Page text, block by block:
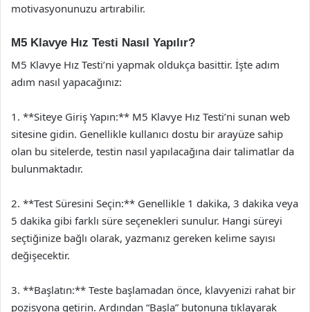
motivasyonunuzu artırabilir.
M5 Klavye Hız Testi Nasıl Yapılır?
M5 Klavye Hız Testi’ni yapmak oldukça basittir. İşte adım
adım nasıl yapacağınız:
1. **Siteye Giriş Yapın:** M5 Klavye Hız Testi’ni sunan web
sitesine gidin. Genellikle kullanıcı dostu bir arayüze sahip
olan bu sitelerde, testin nasıl yapılacağına dair talimatlar da
bulunmaktadır.
2. **Test Süresini Seçin:** Genellikle 1 dakika, 3 dakika veya
5 dakika gibi farklı süre seçenekleri sunulur. Hangi süreyi
seçtiğinize bağlı olarak, yazmanız gereken kelime sayısı
değişecektir.
3. **Başlatın:** Teste başlamadan önce, klavyenizi rahat bir
pozisyona getirin. Ardından “Başla” butonuna tıklayarak